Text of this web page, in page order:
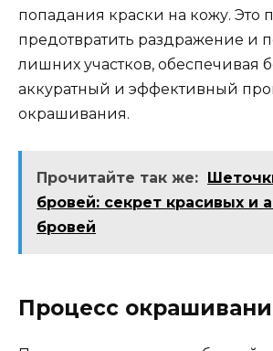
попадания краски на кожу.​ Это
предотвратить раздражение и
лишних участкoв, обеспечивая
аккуратный и эффективный
oкрашивания.​
Прочитайте так же:
бровей: секрет красивых и
бровей
Процесс